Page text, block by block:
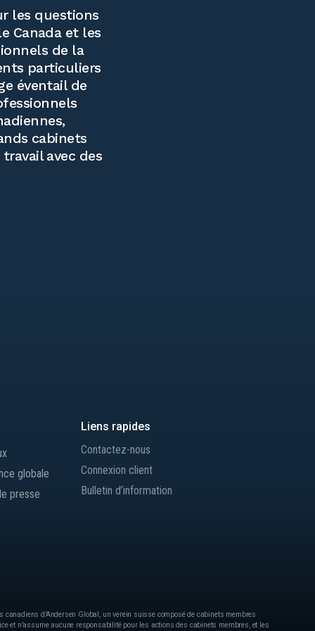
les questions
Canada et les
de la
particuliers
éventail de
cabinets
avec des
globale
presse
Liens rapides
Contactez-nous
Connexion client
Bulletin d’information
d’Andersen Global, un verein suisse composé de cabinets membres
n’assume aucune responsabilité pour les actions des cabinets membres, et les